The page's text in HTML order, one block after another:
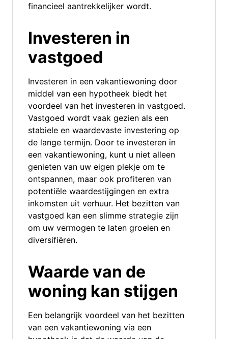
financieel aantrekkelijker wordt.
Investeren in
vastgoed
Investeren in een vakantiewoning door
middel van een hypotheek biedt het
voordeel van het investeren in vastgoed.
Vastgoed wordt vaak gezien als een
stabiele en waardevaste investering op
de lange termijn. Door te investeren in
een vakantiewoning, kunt u niet alleen
genieten van uw eigen plekje om te
ontspannen, maar ook profiteren van
potentiële waardestijgingen en extra
inkomsten uit verhuur. Het bezitten van
vastgoed kan een slimme strategie zijn
om uw vermogen te laten groeien en
diversifiëren.
Waarde van de
woning kan stijgen
Een belangrijk voordeel van het bezitten
van een vakantiewoning via een